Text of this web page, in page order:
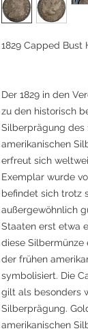
1829 Capped Bust
Der 1829 in den
zu den historisch
Silberprägung des
amerikanischen
erfreut sich
Exemplar wurde
befindet sich trotz
außergewöhnlich
Staaten erst etwa
diese Silbermünze
der frühen
symbolisiert. Die
gilt als besonders
Silberprägung.
amerikanischen